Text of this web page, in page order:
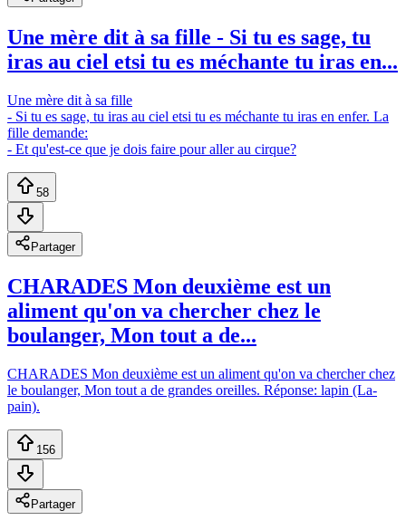
Une mère dit à sa fille - Si tu es sage, tu
iras au ciel etsi tu es méchante tu iras en...
Une mère dit à sa fille
- Si tu es sage, tu iras au ciel etsi tu es méchante tu iras en enfer. La
fille demande:
- Et qu'est-ce que je dois faire pour aller au cirque?
58
Partager
CHARADES Mon deuxième est un
aliment qu'on va chercher chez le
boulanger, Mon tout a de...
CHARADES Mon deuxième est un aliment qu'on va chercher chez
le boulanger, Mon tout a de grandes oreilles. Réponse: lapin (La-
pain).
156
Partager